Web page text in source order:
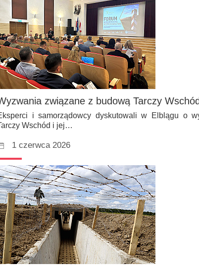
związane z budową Tarczy
i samorządowcy dyskutowali w Elblągu o
Wschód i jej…
1 czerwca 2026